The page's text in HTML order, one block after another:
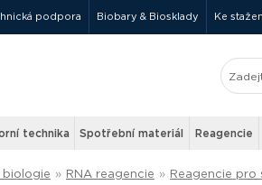
podpora Biobary & Biosklady Ke
technika Spotřební materiál Reagencie
biologie » RNA reagencie » Reagencie pro